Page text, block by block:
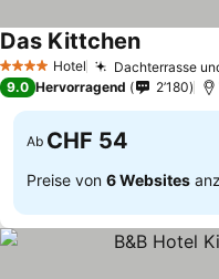
4 Sterne Hotel Dachterrasse
Das Kittchen
9.0 Hervorragend 2’180
Ab CHF 54
Preise von 6 Websites